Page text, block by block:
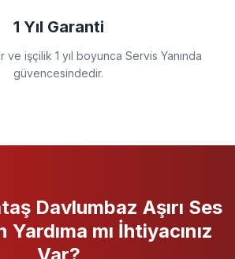
1 Yıl Garanti
işçilik 1 yıl boyunca Servis Yanında
güvencesindedir.
Davlumbaz Aşırı Ses
mı İhtiyacınız